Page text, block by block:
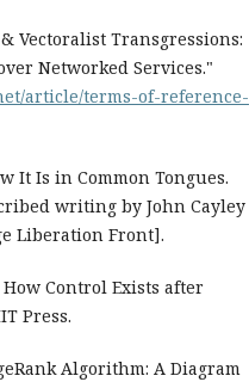
& Vectoralist Transgressions:
Networked Services."
article/terms-of-reference-
It Is in Common Tongues.
writing by John Cayley
Liberation Front].
How Control Exists after
Press.
Algorithm: A Diagram